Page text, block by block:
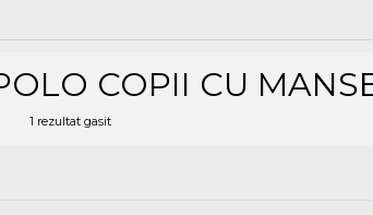
COPII CU
1 rezultat gasit